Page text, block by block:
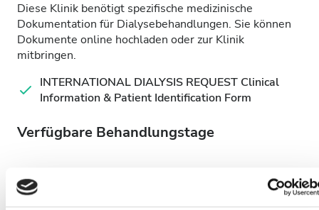
Diese Klinik benötigt spezifische medizinische
Dokumentation für Dialysebehandlungen. Sie können
Dokumente online hochladen oder zur Klinik
mitbringen.
INTERNATIONAL DIALYSIS REQUEST Clinical
Information & Patient Identification Form
Verfügbare Behandlungstage